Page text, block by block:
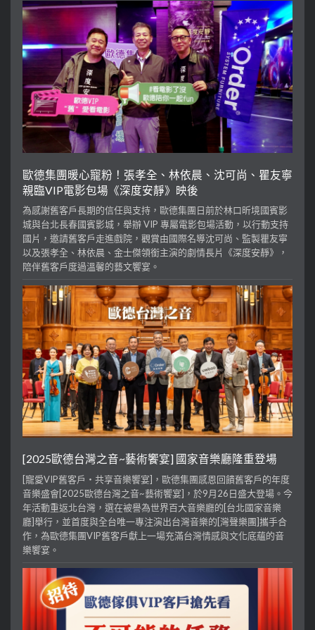
歐德集團暖心寵粉！張孝全、林依晨、沈可尚、瞿友寧
親臨VIP電影包場《深度安靜》映後
為感謝舊客戶長期的信任與支持，歐德集團日前於林口昕境國賓影
城與台北長春國賓影城，舉辦 VIP 專屬電影包場活動，以行動支持
國片，邀請舊客戶走進戲院，觀賞由國際名導沈可尚、監製瞿友寧
以及張孝全、林依晨、金士傑領銜主演的劇情長片《深度安靜》，
陪伴舊客戶度過溫馨的藝文饗宴。
[2025歐德台灣之音~藝術饗宴] 國家音樂廳隆重登場
[寵愛VIP舊客戶・共享音樂饗宴]，歐德集團感恩回饋舊客戶的年度
音樂盛會[2025歐德台灣之音~藝術饗宴]，於9月26日盛大登場。今
年活動重返北台灣，選在被譽為世界百大音樂廳的[台北國家音樂
廳]舉行，並首度與全台唯一專注演出台灣音樂的[灣聲樂團]攜手合
作，為歐德集團VIP舊客戶獻上一場充滿台灣情感與文化底蘊的音
樂饗宴。